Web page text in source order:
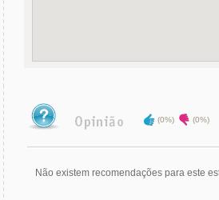
(0%) (0%)
Não existem recomendações para este